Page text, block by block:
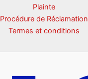
Plainte
Procédure de Réclamation
Termes et conditions